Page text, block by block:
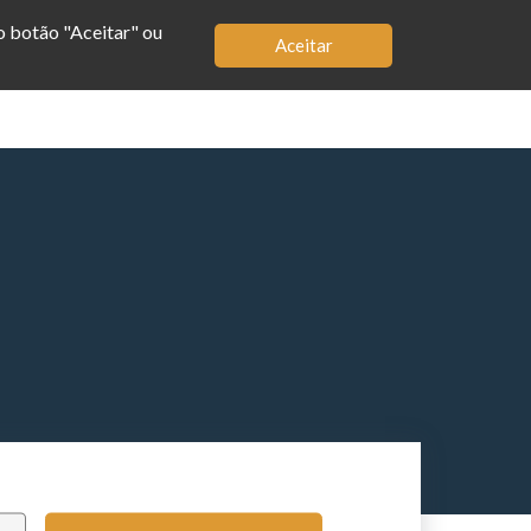
botão "Aceitar" ou
Aceitar
BIOGRAFIA